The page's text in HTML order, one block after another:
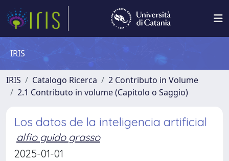
IRIS
IRIS Catalogo Ricerca
2 Contributo in Volume
2.1 Contributo in volume (Capitolo o Saggio)
Los datos de la inteligencia artificial
alfio guido grasso
2025-01-01